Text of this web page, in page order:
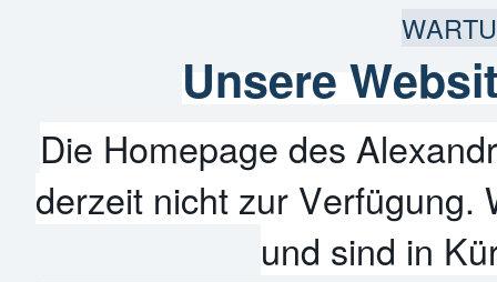
Unsere
Die Homepage des
derzeit nicht zur Verfügung.
und sind in